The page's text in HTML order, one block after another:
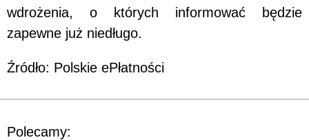
wdrożenia, o których informować będzie
zapewne już niedługo.
Źródło: Polskie ePłatności
Polecamy: